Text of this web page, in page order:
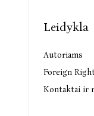
Leidykla
Autoriams
Foreign
Kontaktai ir